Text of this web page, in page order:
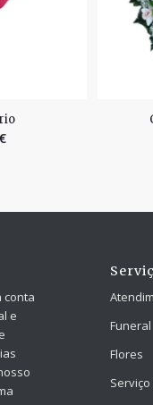
€
conta
e
Funeral
Flores